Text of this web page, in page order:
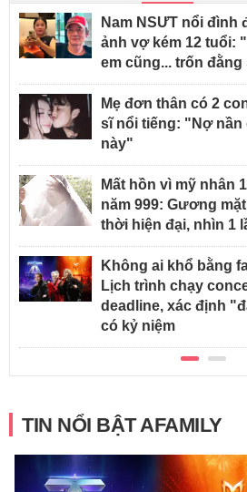
Nam NSƯT nổi đình
ảnh vợ kém 12 tuổi:
em cũng... trốn đằng
Mẹ đơn thân có 2
sĩ nổi tiếng: "Nợ nần
này"
Mất hồn vì mỹ nhân
năm 999: Gương
thời hiện đại, nhìn 1
Không ai khổ bằng
Lịch trình chạy
deadline, xác định
có kỷ niệm
TIN NỔI BẬT AFAMILY